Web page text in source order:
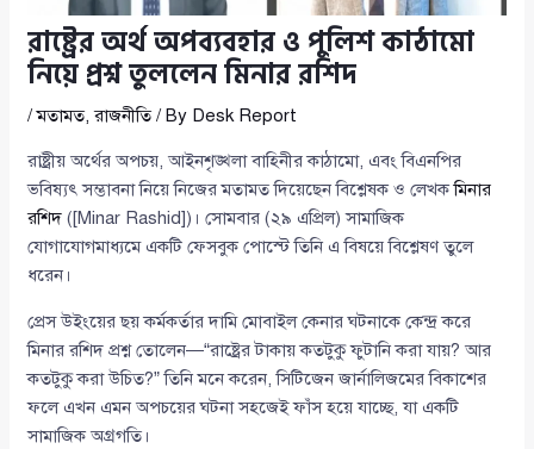
রাষ্ট্রের অর্থ অপব্যবহার ও পুলিশ কাঠামো
নিয়ে প্রশ্ন তুললেন মিনার রশিদ
/মতামত,রাজনীতি/ By Desk Report
রাষ্ট্রীয় অর্থের অপচয়, আইনশৃঙ্খলা বাহিনীর কাঠামো, এবং বিএনপির
ভবিষ্যৎ সম্ভাবনা নিয়ে নিজের মতামত দিয়েছেন বিশ্লেষক ও লেখকমিনার
রশিদ ([Minar Rashid])। সোমবার (২৯ এপ্রিল) সামাজিক
যোগাযোগমাধ্যমে একটি ফেসবুক পোস্টে তিনি এ বিষয়ে বিশ্লেষণ তুলে
ধরেন।
প্রেস উইংয়ের ছয় কর্মকর্তার দামি মোবাইল কেনার ঘটনাকে কেন্দ্র করে
মিনার রশিদ প্রশ্ন তোলেন—“রাষ্ট্রের টাকায় কতটুকু ফুটানি করা যায়? আর
কতটুকু করা উচিত?” তিনি মনে করেন, সিটিজেন জার্নালিজমের বিকাশের
ফলে এখন এমন অপচয়ের ঘটনা সহজেই ফাঁস হয়ে যাচ্ছে, যা একটি
সামাজিক অগ্রগতি।